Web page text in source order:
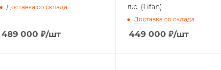
Доставка со склада
489 000 ₽/шт
л.с. (Lifan)
Доставка со склада
449 000 ₽/шт